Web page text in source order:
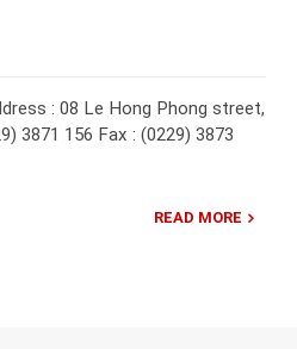
: 08 Le Hong Phong street,
3871 156 Fax : (0229) 3873
READ MORE